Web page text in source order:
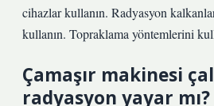
cihazlar kullanın. Radyasyon
kullanın. Topraklama yöntemlerini
Çamaşır makinesi
radyasyon yayar mı?